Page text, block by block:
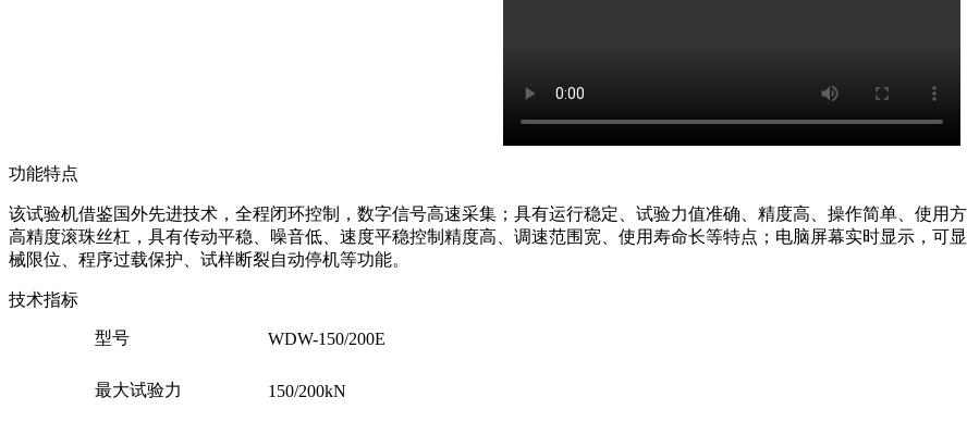
功能特点
该试验机借鉴国外先进技术，全程闭环控制，数字信号高速采集；具有运行稳定、试验力值准确、精度高、操作简单、使用
高精度滚珠丝杠，具有传动平稳、噪音低、速度平稳控制精度高、调速范围宽、使用寿命长等特点；电脑屏幕实时显示，可
械限位、程序过载保护、试样断裂自动停机等功能。
技术指标
型号 WDW-150/200E
最大试验力 150/200kN